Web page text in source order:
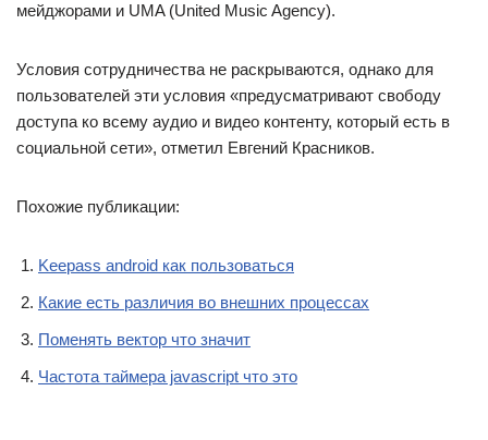
мейджорами и UMA (United Music Agency).
Условия сотрудничества не раскрываются, однако для
пользователей эти условия «предусматривают свободу
доступа ко всему аудио и видео контенту, который есть в
социальной сети», отметил Евгений Красников.
Похожие публикации:
Keepass android как пользоваться
Какие есть различия во внешних процессах
Поменять вектор что значит
Частота таймера javascript что это